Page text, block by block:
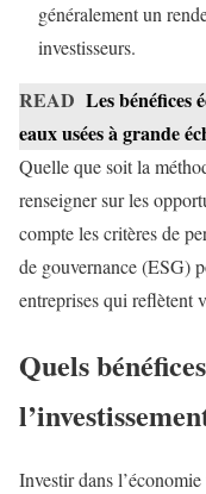
généralement un
investisseurs.
READ Les bénéfices
eaux usées à grande
Quelle que soit la
renseigner sur les
compte les critères de
de gouvernance (ESG)
entreprises qui reflètent
Quels
Investir dans